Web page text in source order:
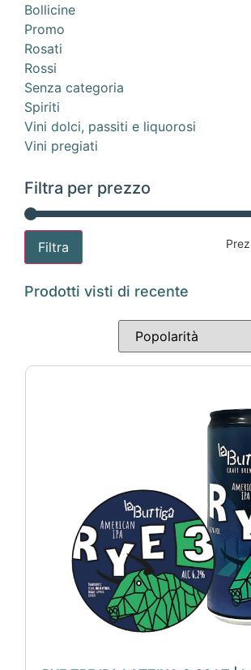
Bollicine
Promo
Rosati
Rossi
Senza categoria
Spiriti
Vini dolci, passiti e liquorosi
Vini pregiati
Filtra per prezzo
Filtra
Prodotti visti di recente